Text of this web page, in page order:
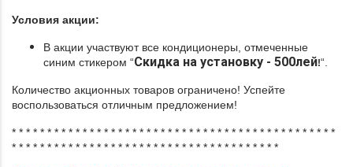
Условия акции:
В акции участвуют все кондиционеры, отмеченные
синим стикером “Скидка на установку - 500лей!“.
Количество акционных товаров ограничено! Успейте
воспользоваться отличным предложением!
* * * * * * * * * * * * * * * * * * * * * * * * * * * * * * * * * * * * * * * * * * * * * *
* * * * * * * * * * * * * * * * * * * * * * * * * * * * * * * * * * * * * *